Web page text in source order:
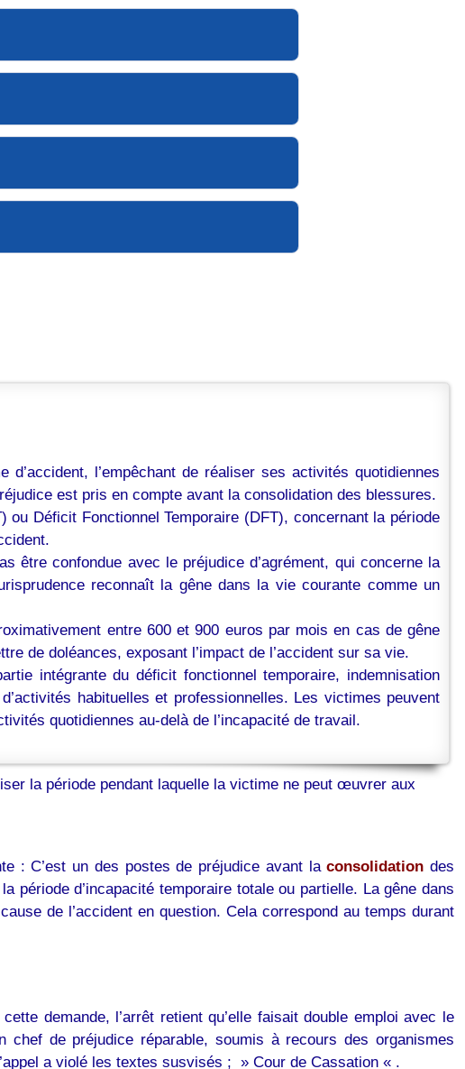
l’empêchant de réaliser ses activités quotidiennes
est pris en compte avant la consolidation des blessures.
ou Déficit Fonctionnel Temporaire (DFT), concernant la période
être confondue avec le préjudice d’agrément, qui concerne la
reconnaît la gêne dans la vie courante comme un
entre 600 et 900 euros par mois en cas de gêne
de doléances, exposant l’impact de l’accident sur sa vie.
intégrante du déficit fonctionnel temporaire, indemnisation
habituelles et professionnelles. Les victimes peuvent
quotidiennes au-delà de l’incapacité de travail.
la période pendant laquelle la victime ne peut œuvrer aux
: C’est un des postes de préjudice avant laconsolidation des
période d’incapacité temporaire totale ou partielle. La gêne dans
de l’accident en question. Cela correspond au temps durant
demande, l’arrêt retient qu’elle faisait double emploi avec le
chef de préjudice réparable, soumis à recours des organismes
a violé les textes susvisés ; » Cour de Cassation « .